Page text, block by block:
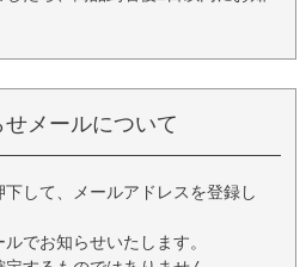
せメールについて
して、メールアドレスを登録し
でお知らせいたします。